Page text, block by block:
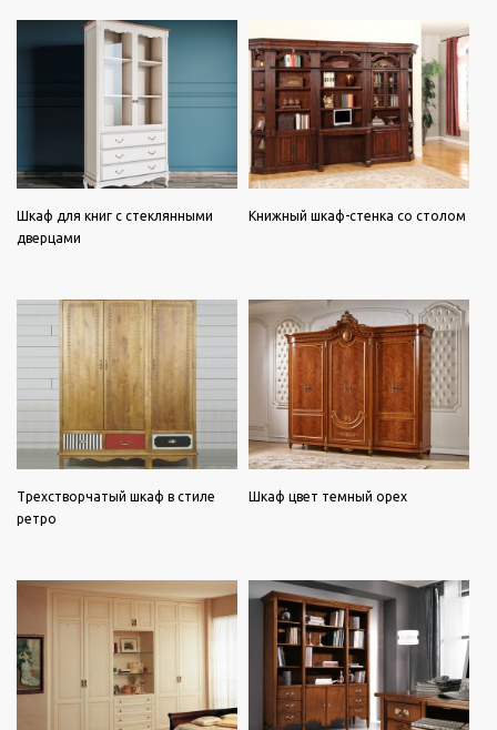
Шкаф для книг с стеклянными
дверцами
Книжный шкаф-стенка со столом
Трехстворчатый шкаф в стиле
ретро
Шкаф цвет темный орех